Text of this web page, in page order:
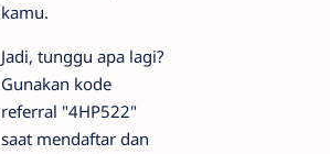
kamu.
Jadi, tunggu apa lagi?
Gunakan kode
referral "4HP522"
saat mendaftar dan